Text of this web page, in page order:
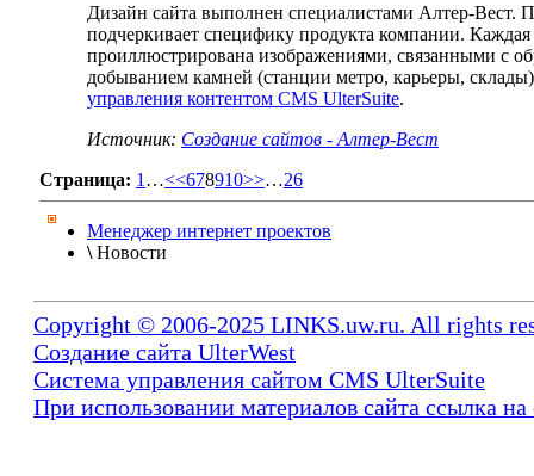
Дизайн сайта выполнен специалистами Алтер-Вест.
подчеркивает специфику продукта компании. Каждая
проиллюстрирована изображениями, связанными с
добыванием камней (станции метро, карьеры,
управления контентом CMS UlterSuite.
Источник: Создание сайтов - Алтер-Вест
Страница: 1 …<<678910>>…26
Менеджер интернет проектов
\Новости
Copyright © 2006-2025 LINKS.uw.ru. All rights
Создание сайта UlterWest
Система управления сайтом CMS UlterSuite
При использовании материалов сайта ссылка на